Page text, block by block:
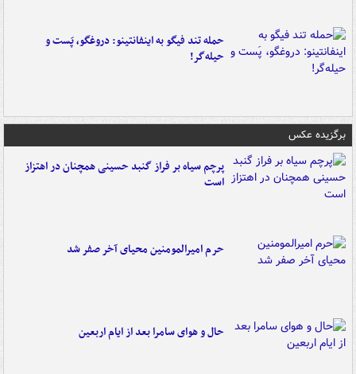
حمله تند فیگو به اینفانتینو: دروغگو، پَست‌ و
حیله‌گر!
برگزیده عکس
پرچم سیاه بر فراز گنبد حسینی همچنان در اهتزاز
است
حرم امیرالمومنین محیای آخر صفر شد
حال و هوای سامرا بعد از ایام اربعین